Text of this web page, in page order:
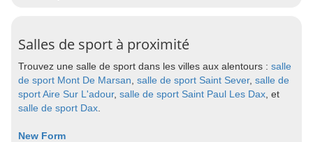
Salles de sport à proximité
Trouvez une salle de sport dans les villes aux alentours : salle
de sport Mont De Marsan salle de sport Saint Sever, salle de
sport Aire Sur L'adour, salle de sport Saint Paul Les Dax , et
salle de sport Dax
New Form